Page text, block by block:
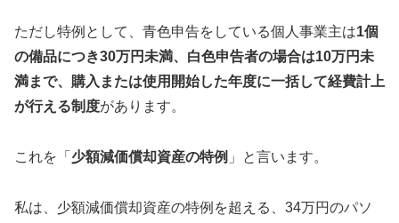
ただし特例として、青色申告をしている個人事業主は1個
の備品につき30万円未満、白色申告者の場合は10万円未
満まで、購入または使用開始した年度に一括して経費計上
が行える制度があります。
これを「 少額減価償却資産の特例 」と言います。
私は、少額減価償却資産の特例を超える、34万円のパソ